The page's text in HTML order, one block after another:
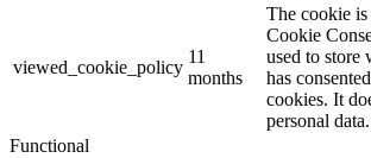
viewed_cookie_policy
11
months
The cookie
Cookie
used to store
has
cookies. It
personal data.
Functional